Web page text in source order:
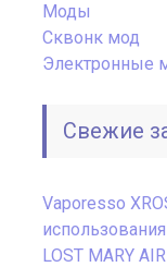
Моды
Сквонк мод
Электронные
Свежие
Vaporesso
LOST MARY